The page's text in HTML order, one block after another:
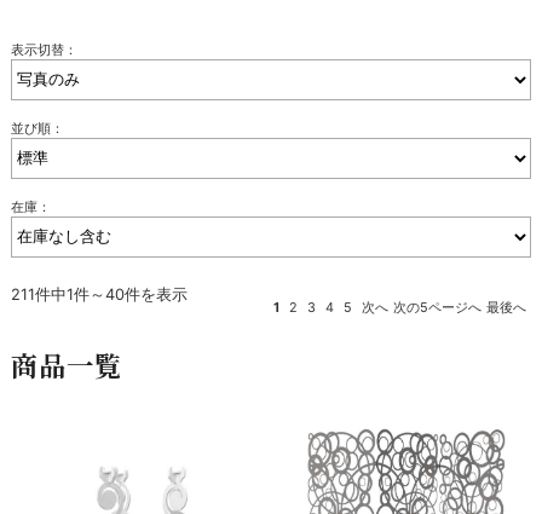
表示切替：
並び順：
在庫：
211件中1件～40件を表示
1 2 3 4 5 次へ 次の5ページへ 最後へ
商品一覧